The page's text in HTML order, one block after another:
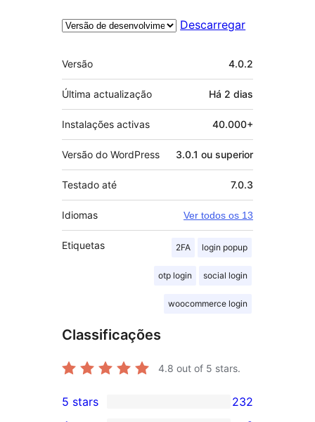
Descarregar
Metadados
Versão 4.0.2
Última actualização Há 2 dias
Instalações activas 40.000+
Versão do WordPress 3.0.1 ou superior
Testado até 7.0.3
Idiomas Ver todos os 13
Etiquetas 2FA login popup
otp login social login
woocommerce login
Classificações
4.8 out of 5 stars.
232
5 stars
232